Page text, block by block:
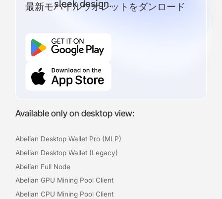
最新モバイルウオレットをダンロード
Available only on desktop view:
Abelian Desktop Wallet Pro (MLP)
Abelian Desktop Wallet (Legacy)
Abelian Full Node
Abelian GPU Mining Pool Client
Abelian CPU Mining Pool Client